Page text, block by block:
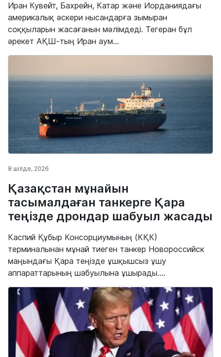
Иран Кувейт, Бахрейн, Катар және Иорданиядағы
америкалық әскери нысандарға зымыран
соққыларын жасағанын мәлімдеді. Тегеран бұл
әрекет АҚШ-тың Иран аум...
8 шілде, 2026
Қазақстан мұнайын
тасымалдаған танкерге Қара
теңізде дрондар шабуыл жасады
Каспий Құбыр Консорциумының (КҚК)
терминалынан мұнай тиеген танкер Новороссийск
маңындағы Қара теңізде ұшқышсыз ұшу
аппараттарының шабуылына ұшырады....